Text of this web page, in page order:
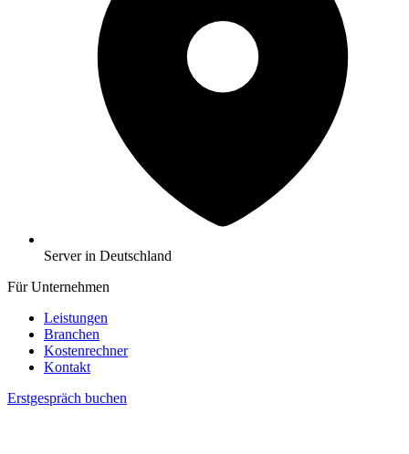
Server in Deutschland
Für Unternehmen
Leistungen
Branchen
Kostenrechner
Kontakt
Erstgespräch buchen